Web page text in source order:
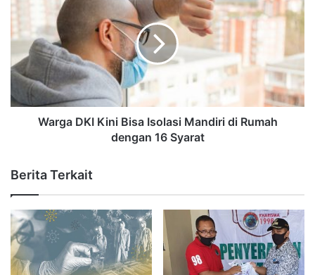
Warga DKI Kini Bisa Isolasi Mandiri di Rumah
dengan 16 Syarat
Berita Terkait